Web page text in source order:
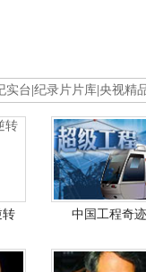
实台 纪录片片库 央视精
转 中国工程奇迹